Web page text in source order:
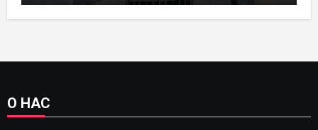
РАЗВИТИЯ ГИДРОЭНЕРГЕТИКИ ДО
О НАС